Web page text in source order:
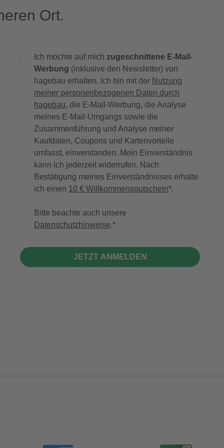
Ort.
Ich möchte auf mich zugeschnittene E-Mail-
Werbung (inklusive den Newsletter) von
hagebau erhalten. Ich bin mit der Nutzung
meiner personenbezogenen Daten durch
hagebau, die E-Mail-Werbung, die Analyse
meines E-Mail-Umgangs sowie die
Zusammenführung und Analyse meiner
Kaufdaten, Coupons und Kartenvorteile
umfasst, einverstanden. Mein Einverständnis
kann ich jederzeit widerrufen. Nach
Bestätigung meines Einverständnisses erhalte
ich einen 10 € Willkommensgutschein*.
Bitte beachte auch unsere
Datenschutzhinweise.
JETZT ANMELDEN